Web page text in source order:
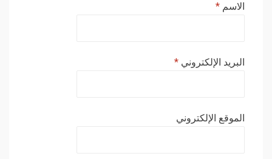
الاسم *
البريد الإلكتروني *
الموقع الإلكتروني